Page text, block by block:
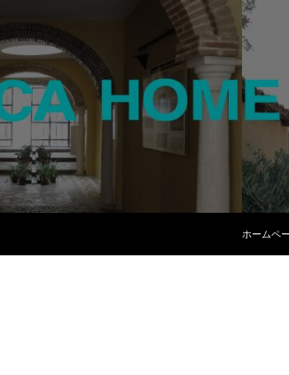
ホームペ